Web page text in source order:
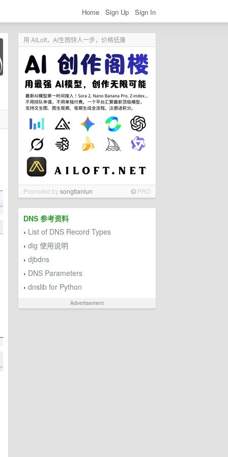
Home Sign Up Sign In
用 AILoft，AI生图快人一步，价格低廉
Promoted bysongtianlun PRO
DNS 参考资料
› List of DNS Record Types
› dig 使用说明
› djbdns
› DNS Parameters
› dnslib for Python
Advertisement